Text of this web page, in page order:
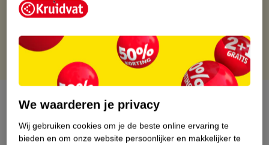
Gratis retourneren via verkooppartner.
Gratis punten met je Kruidvat kaart
Over dit product
Productinformatie
We waarderen je privacy
Wij gebruiken cookies om je de beste online ervaring te
bieden en om onze website persoonlijker en makkelijker te